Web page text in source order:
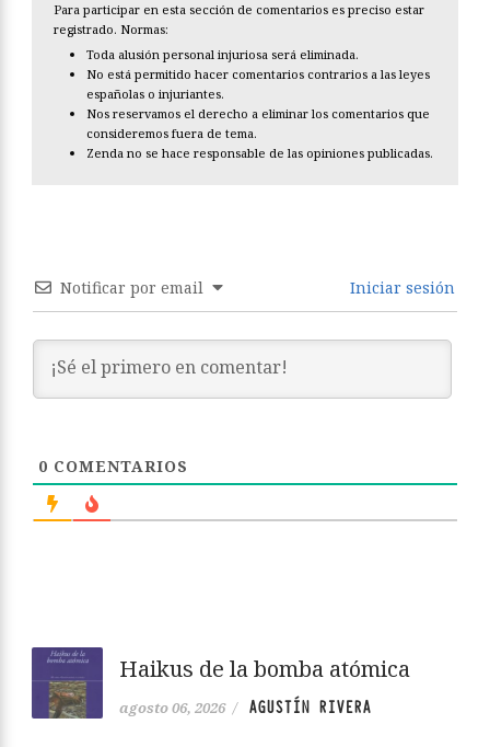
Para participar en esta sección de comentarios es preciso estar
registrado. Normas:
Toda alusión personal injuriosa será eliminada.
No está permitido hacer comentarios contrarios a las leyes
españolas o injuriantes.
Nos reservamos el derecho a eliminar los comentarios que
consideremos fuera de tema.
Zenda no se hace responsable de las opiniones publicadas.
Notificar por email Iniciar sesión
0 COMENTARIOS
Haikus de la bomba atómica
agosto 06, 2026 / AGUSTÍN RIVERA